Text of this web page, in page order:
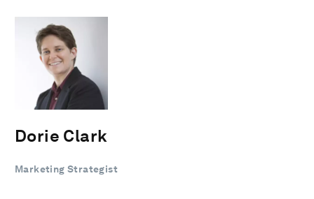
Dorie Clark
Marketing Strategist